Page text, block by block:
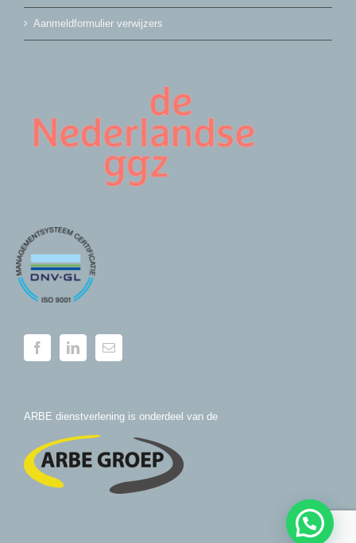
Aanmeldformulier verwijzers
ARBE dienstverlening is onderdeel van de